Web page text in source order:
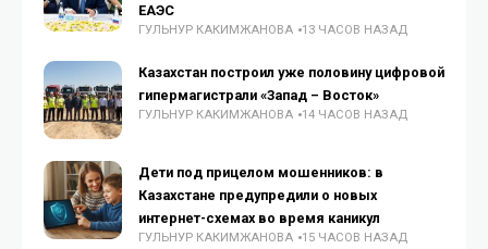
ЕАЭС
ГУЛЬНУР КАКИМЖАНОВА 13 ЧАСОВ НАЗАД
Казахстан построил уже половину цифровой
гипермагистрали «Запад – Восток»
ГУЛЬНУР КАКИМЖАНОВА 14 ЧАСОВ НАЗАД
Дети под прицелом мошенников: в
Казахстане предупредили о новых
интернет-схемах во время каникул
ГУЛЬНУР КАКИМЖАНОВА 15 ЧАСОВ НАЗАД